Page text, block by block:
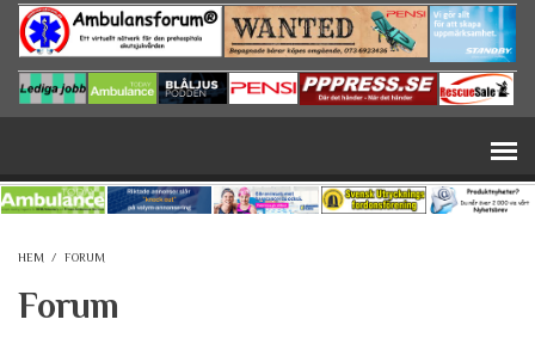
Hoppa till huvudinnehåll
HEM / FORUM
Forum